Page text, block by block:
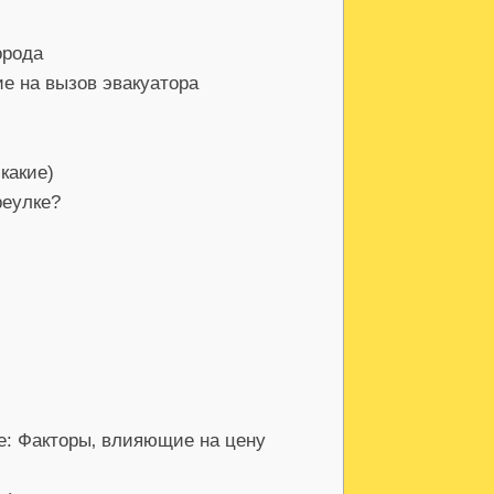
на вызов эвакуатора
Факторы‚ влияющие на цену